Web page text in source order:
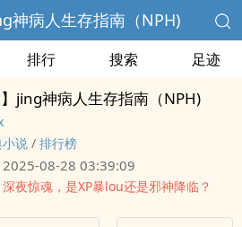
神病人生存指南（NPH)
排行 搜索 足迹
】jing神病人生存指南（NPH)
说 / 排行榜
2025-08-28 03:39:09
深夜惊魂，是XP暴lou还是邪神降临？